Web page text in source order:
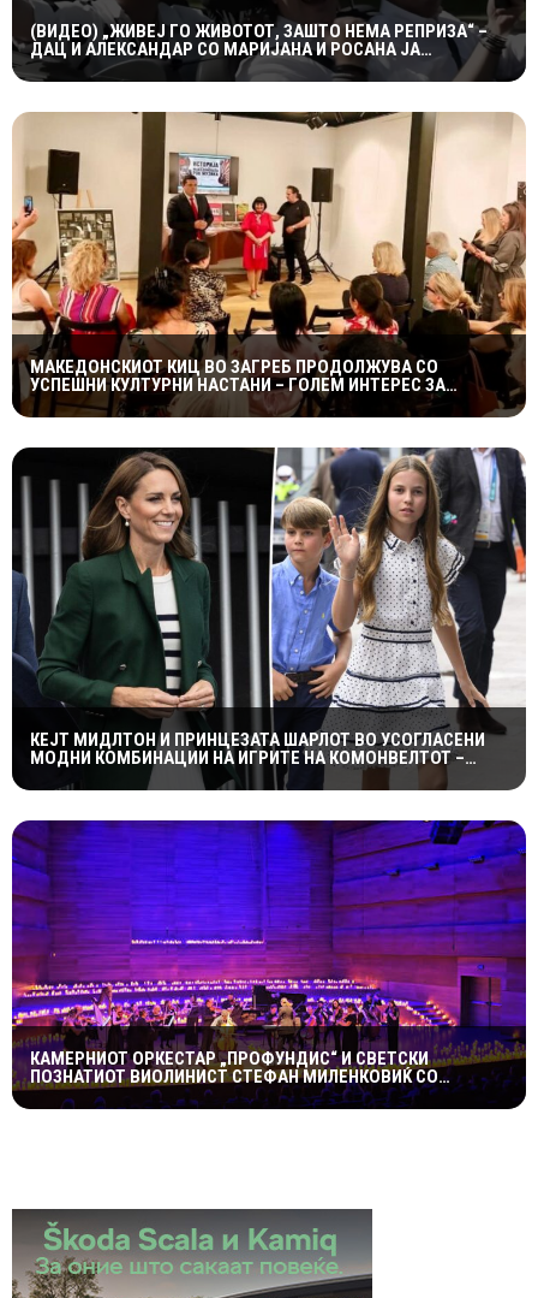
(ВИДЕО) „ЖИВЕЈ ГО ЖИВОТОТ, ЗАШТО НЕМА РЕПРИЗА“ –
ДАЦ И АЛЕКСАНДАР СО МАРИЈАНА И РОСАНА ЈА
ПРЕТСТАВИЈА „ЗАСЕКОГАШ МЛАДИ“
МАКЕДОНСКИОТ КИЦ ВО ЗАГРЕБ ПРОДОЛЖУВА СО
УСПЕШНИ КУЛТУРНИ НАСТАНИ – ГОЛЕМ ИНТЕРЕС ЗА
„ИСТОРИЈА НА МАКЕДОНСКАТА РОК МУЗИКА“
КЕЈТ МИДЛТОН И ПРИНЦЕЗАТА ШАРЛОТ ВО УСОГЛАСЕНИ
МОДНИ КОМБИНАЦИИ НА ИГРИТЕ НА КОМОНВЕЛТОТ –
КРАЛСКОТО СЕМЕЈСТВО ГО ПРИВЛЕЧЕ ЦЕЛОТО ВНИМАНИЕ
КАМЕРНИОТ ОРКЕСТАР „ПРОФУНДИС“ И СВЕТСКИ
ПОЗНАТИОТ ВИОЛИНИСТ СТЕФАН МИЛЕНКОВИЌ СО
СПЕКТАКУЛАРЕН „CANDLELIGHT“ КОНЦЕРТ НА „ОХРИДСКО
ЛЕТО“